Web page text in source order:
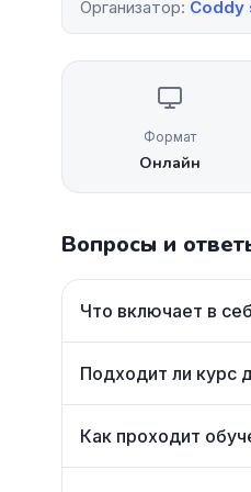
Организатор: Coddy
Формат
Онлайн
Вопросы и
Что включает в
Подходит ли курс
Как проходит